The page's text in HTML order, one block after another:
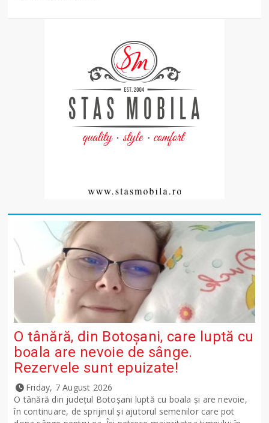
O tânără, din Botoșani, care luptă cu
boala are nevoie de sânge.
Rezervele sunt epuizate!
Friday, 7 August 2026
O tânără din județul Botoșani luptă cu boala și are nevoie,
în continuare, de sprijinul și ajutorul semenilor care pot